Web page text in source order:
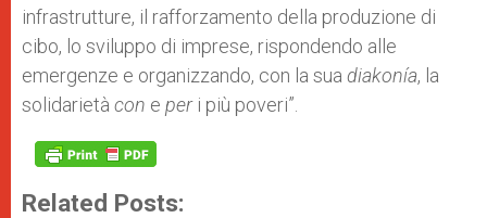
infrastrutture, il rafforzamento della produzione di
cibo, lo sviluppo di imprese, rispondendo alle
emergenze e organizzando, con la sua diakonía, la
solidarietà con e peri più poveri”.
Related Posts: